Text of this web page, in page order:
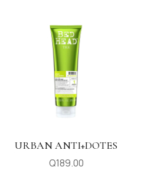
URBAN ANTI+DOTES
Q189.00